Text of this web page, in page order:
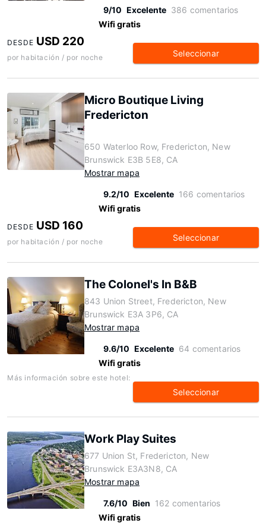
9/10 Excelente 386 comentarios
Wifi gratis
DESDE USD 220
por habitación / por noche Seleccionar
Micro Boutique Living
Fredericton
650 Waterloo Row, Fredericton, New
Brunswick E3B 5E8, CA
Mostrar mapa
9.2/10 Excelente 166 comentarios
Wifi gratis
DESDE USD 160
por habitación / por noche Seleccionar
The Colonel's In B&B
843 Union Street, Fredericton, New
Brunswick E3A 3P6, CA
Mostrar mapa
9.6/10 Excelente 64 comentarios
Wifi gratis
Más información sobre este hotel:
Seleccionar
Work Play Suites
677 Union St, Fredericton, New
Brunswick E3A3N8, CA
Mostrar mapa
7.6/10 Bien 162 comentarios
Wifi gratis